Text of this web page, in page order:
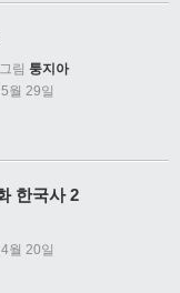
그림 퉁지아
월 29일
한국사 2
월 20일